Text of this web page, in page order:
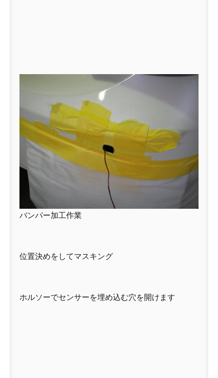
バンパー加工作業
位置決めをしてマスキング
ホルソーでセンサーを埋め込む穴を開けます